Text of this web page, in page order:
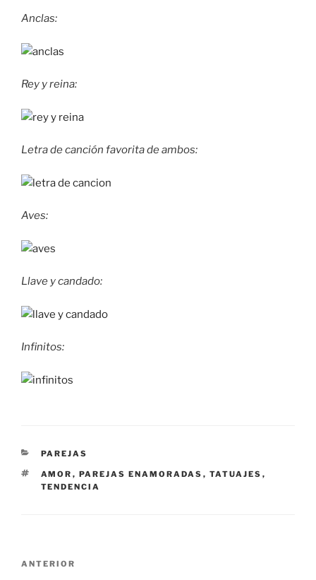
Anclas:
Rey y reina:
Letra de canción favorita de ambos:
Aves:
Llave y candado:
Infinitos:
CATEGORÍAS
PAREJAS
ETIQUETAS
AMOR , PAREJAS ENAMORADAS , TATUAJES ,
TENDENCIA
Navegación
Entrada
ANTERIOR